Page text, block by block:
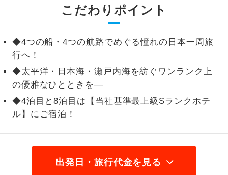
こだわりポイント
◆4つの船・4つの航路でめぐる憧れの日本一周旅
行へ！
◆太平洋・日本海・瀬戸内海を紡ぐワンランク上
の優雅なひとときを―
◆4泊目と8泊目は【当社基準最上級Sランクホテ
ル】にご宿泊！
出発日・旅行代金を見る
く）
お部屋にてゆっくりとお召し上がりいた
だけます。
トラベルイヤ
ホン
をじっくり聞くことができます。
1名様催行
す。
おひとり様参
おひとり様限定でご参加いただけるコー